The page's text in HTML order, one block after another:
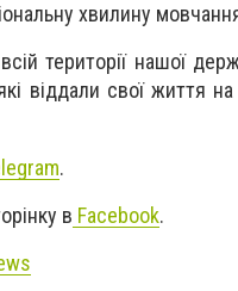
хвилину
території нашої
віддали свої життя
.
в Facebook.